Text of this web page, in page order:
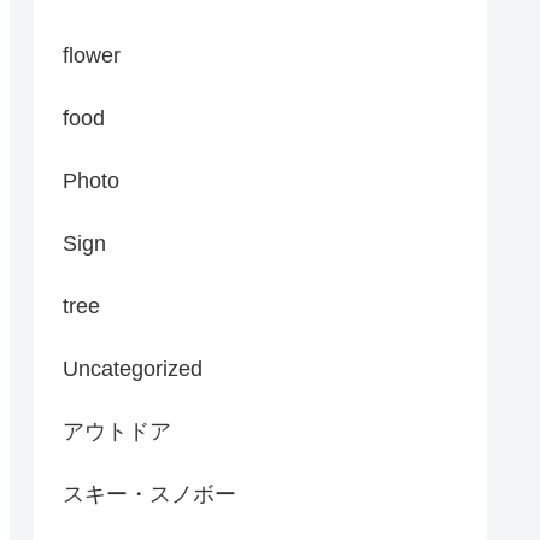
flower
food
Photo
Sign
tree
Uncategorized
アウトドア
スキー・スノボー